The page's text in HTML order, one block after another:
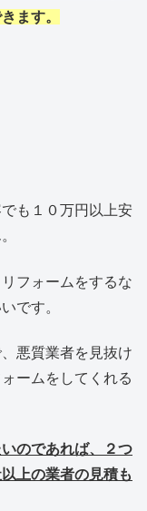
ます。
も１０万円以上安
フォームをするな
です。
悪質業者を見抜け
ームをしてくれる
のであれば、２つ
上の業者の見積も